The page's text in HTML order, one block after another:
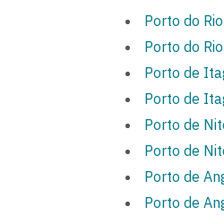
Porto do
Porto do
Porto de
Porto de
Porto de
Porto de
Porto de
Porto de